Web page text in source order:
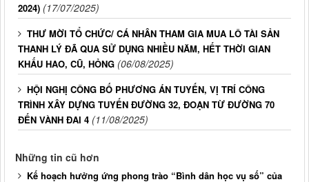
2024) (17/07/2025)
THƯ MỜI TỔ CHỨC/ CÁ NHÂN THAM GIA MUA LÔ TÀI SẢN
THANH LÝ ĐÃ QUA SỬ DỤNG NHIỀU NĂM, HẾT THỜI GIAN
KHẤU HAO, CŨ, HỎNG (06/08/2025)
HỘI NGHỊ CÔNG BỐ PHƯƠNG ÁN TUYẾN, VỊ TRÍ CÔNG
TRÌNH XÂY DỰNG TUYẾN ĐƯỜNG 32, ĐOẠN TỪ ĐƯỜNG 70
ĐẾN VÀNH ĐAI 4 (11/08/2025)
Những tin cũ hơn
Kế hoạch hưởng ứng phong trào “Bình dân học vụ số” của